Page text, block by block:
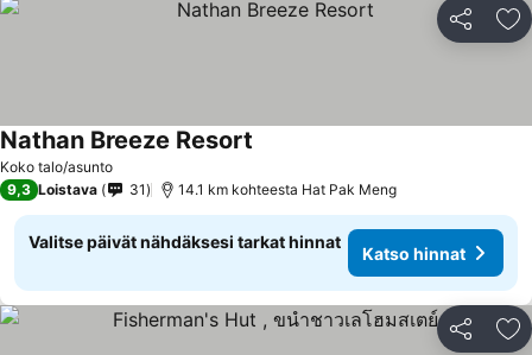
Jaa
Koko talo/asunto
Nathan Breeze Resort
9,3 Loistava 31 14.1 km kohteesta Hat Pak Meng
Valitse päivät nähdäksesi tarkat hinnat
Katso hinnat
Jaa